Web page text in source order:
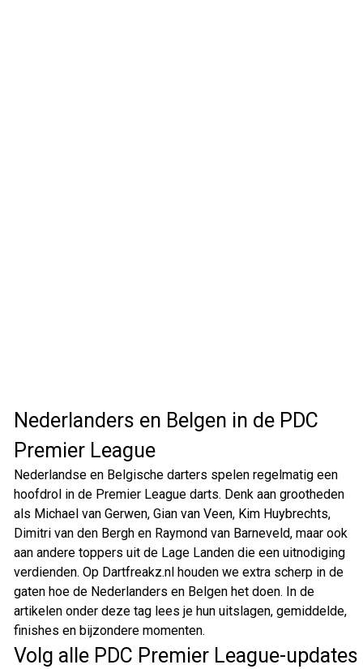
Nederlanders en Belgen in de PDC
Premier League
Nederlandse en Belgische darters spelen regelmatig een
hoofdrol in de Premier League darts. Denk aan grootheden
als Michael van Gerwen, Gian van Veen, Kim Huybrechts,
Dimitri van den Bergh en Raymond van Barneveld, maar ook
aan andere toppers uit de Lage Landen die een uitnodiging
verdienden. Op Dartfreakz.nl houden we extra scherp in de
gaten hoe de Nederlanders en Belgen het doen. In de
artikelen onder deze tag lees je hun uitslagen, gemiddelde,
finishes en bijzondere momenten.
Volg alle PDC Premier League-updates